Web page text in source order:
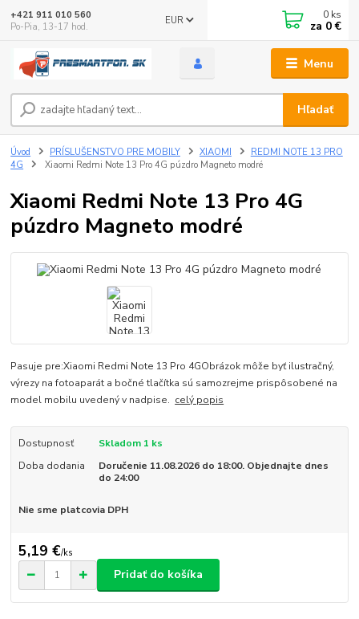
Menu
EUR
Hľadať
+421 911 010 560
Po-Pia, 13-17 hod.
0 ks
za 0 €
Úvod PRÍSLUŠENSTVO PRE MOBILY XIAOMI
REDMI NOTE 13 PRO
4G
Xiaomi Redmi Note 13 Pro 4G púzdro Magneto modré
Xiaomi Redmi Note 13 Pro 4G
púzdro Magneto modré
Pasuje pre:Xiaomi Redmi Note 13 Pro 4GObrázok môže byť ilustračný,
výrezy na fotoaparát a bočné tlačítka sú samozrejme prispôsobené na
model mobilu uvedený v nadpise. celý popis
Dostupnosť
Skladom 1 ks
Doba dodania
Doručenie 11.08.2026 do 18:00. Objednajte dnes
do 24:00
Nie sme platcovia DPH
5,19 €/ks
Pridať do košíka